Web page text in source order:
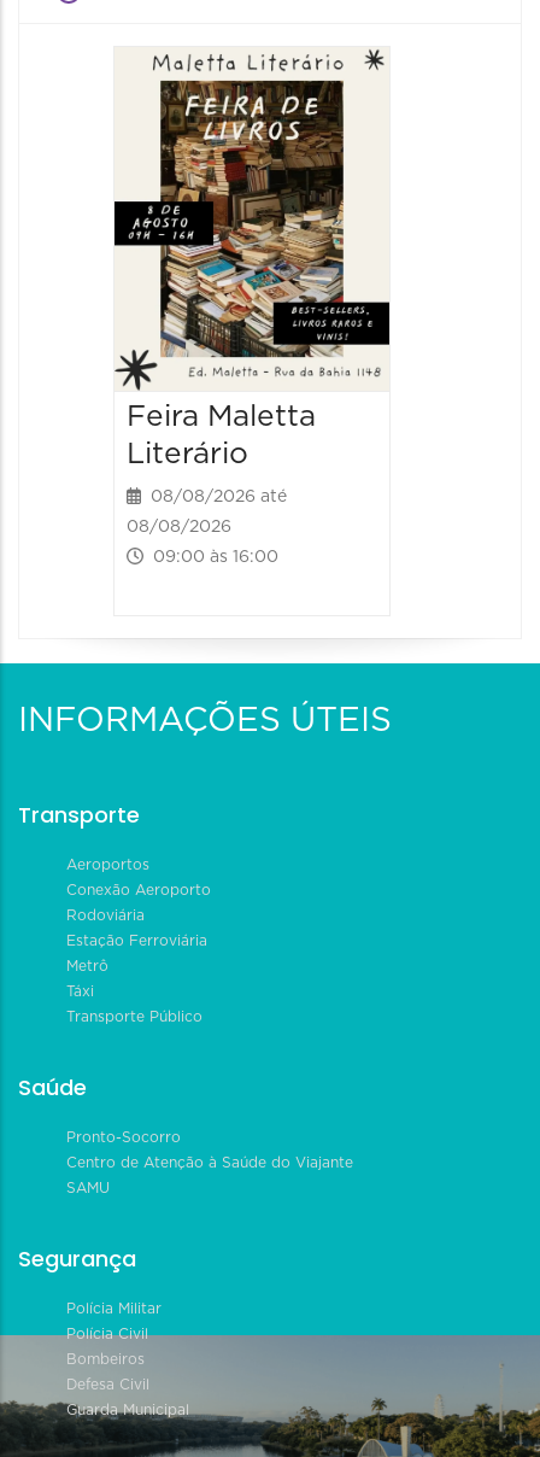
Feira Maletta
Literário
08/08/2026 até
08/08/2026
09:00 às 16:00
INFORMAÇÕES ÚTEIS
Transporte
Aeroportos
Conexão Aeroporto
Rodoviária
Estação Ferroviária
Metrô
Táxi
Transporte Público
Saúde
Pronto-Socorro
Centro de Atenção à Saúde do Viajante
SAMU
Segurança
Polícia Militar
Polícia Civil
Bombeiros
Defesa Civil
Guarda Municipal